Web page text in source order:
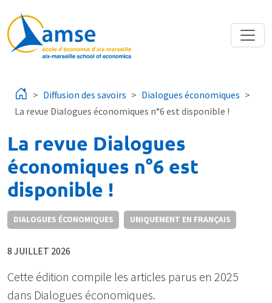
Diffusion des savoirs
Dialogues économiques
La revue Dialogues économiques n°6 est disponible !
La revue Dialogues
économiques n°6 est
disponible !
DIALOGUES ÉCONOMIQUES UNIQUEMENT EN FRANÇAIS
8 JUILLET 2026
Cette édition compile les articles parus en 2025
dans Dialogues économiques.